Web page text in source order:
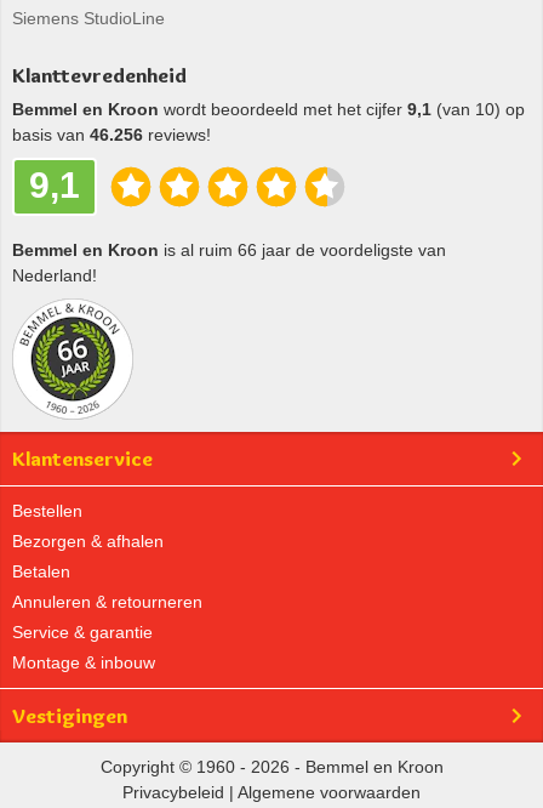
Siemens StudioLine
Klanttevredenheid
Bemmel en Kroon wordt beoordeeld met het cijfer 9,1 (van 10) op
basis van 46.256 reviews!
9,1
Bemmel en Kroon is al ruim 66 jaar de voordeligste van
Nederland!
Klantenservice
Bestellen
Bezorgen & afhalen
Betalen
Annuleren & retourneren
Service & garantie
Montage & inbouw
Vestigingen
Copyright © 1960 - 2026 - Bemmel en Kroon
Privacybeleid | Algemene voorwaarden